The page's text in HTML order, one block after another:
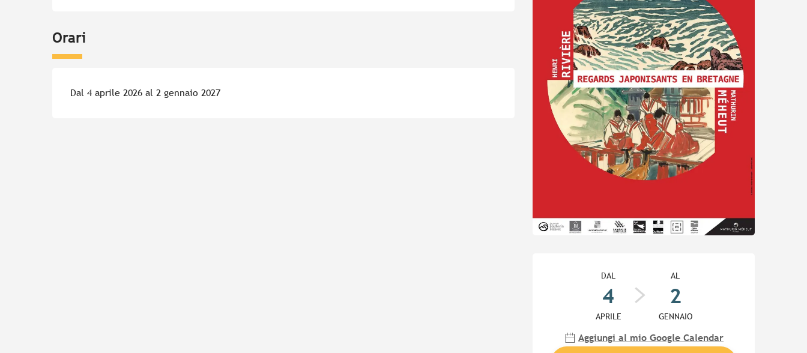
DAL
4
APRILE
AL
2
GENNAIO
Aggiungi al mio Google Calendar
Orari
Dal 4 aprile 2026 al 2 gennaio 2027